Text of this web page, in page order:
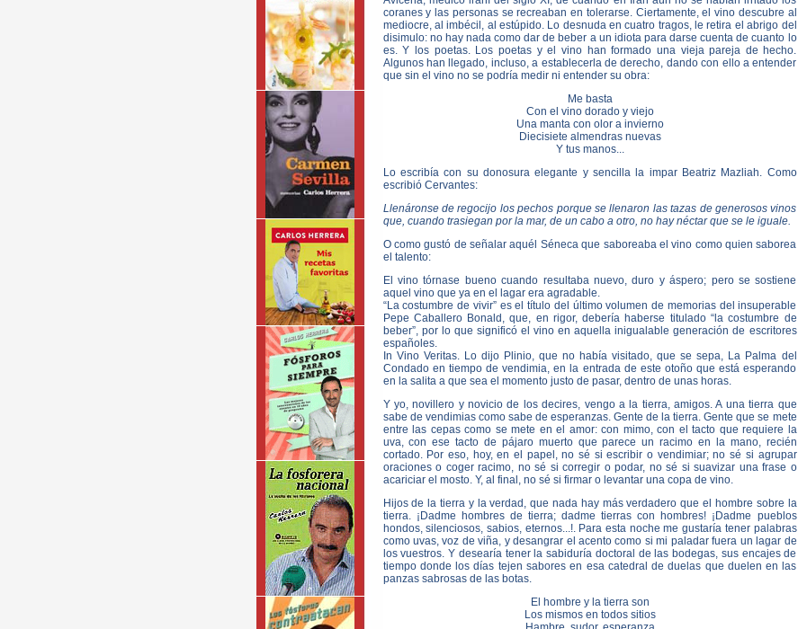
coranes y las personas se recreaban en tolerarse. Ciertamente, el vino descubre al
mediocre, al imbécil, al estúpido. Lo desnuda en cuatro tragos, le retira el abrigo del
disimulo: no hay nada como dar de beber a un idiota para darse cuenta de cuanto lo
es. Y los poetas. Los poetas y el vino han formado una vieja pareja de hecho.
Algunos han llegado, incluso, a establecerla de derecho, dando con ello a entender
que sin el vino no se podría medir ni entender su obra:
Me basta
Con el vino dorado y viejo
Una manta con olor a invierno
Diecisiete almendras nuevas
Y tus manos...
Lo escribía con su donosura elegante y sencilla la impar Beatriz Mazliah. Como
escribió Cervantes:
Llenáronse de regocijo los pechos porque se llenaron las tazas de generosos vinos
que, cuando trasiegan por la mar, de un cabo a otro, no hay néctar que se le iguale.
O como gustó de señalar aquél Séneca que saboreaba el vino como quien saborea
el talento:
El vino tórnase bueno cuando resultaba nuevo, duro y áspero; pero se sostiene
aquel vino que ya en el lagar era agradable.
“La costumbre de vivir” es el título del último volumen de memorias del insuperable
Pepe Caballero Bonald, que, en rigor, debería haberse titulado “la costumbre de
beber”, por lo que significó el vino en aquella inigualable generación de escritores
españoles.
In Vino Veritas. Lo dijo Plinio, que no había visitado, que se sepa, La Palma del
Condado en tiempo de vendimia, en la entrada de este otoño que está esperando
en la salita a que sea el momento justo de pasar, dentro de unas horas.
Y yo, novillero y novicio de los decires, vengo a la tierra, amigos. A una tierra que
sabe de vendimias como sabe de esperanzas. Gente de la tierra. Gente que se mete
entre las cepas como se mete en el amor: con mimo, con el tacto que requiere la
uva, con ese tacto de pájaro muerto que parece un racimo en la mano, recién
cortado. Por eso, hoy, en el papel, no sé si escribir o vendimiar; no sé si agrupar
oraciones o coger racimo, no sé si corregir o podar, no sé si suavizar una frase o
acariciar el mosto. Y, al final, no sé si firmar o levantar una copa de vino.
Hijos de la tierra y la verdad, que nada hay más verdadero que el hombre sobre la
tierra. ¡Dadme hombres de tierra; dadme tierras con hombres! ¡Dadme pueblos
hondos, silenciosos, sabios, eternos...!. Para esta noche me gustaría tener palabras
como uvas, voz de viña, y desangrar el acento como si mi paladar fuera un lagar de
los vuestros. Y desearía tener la sabiduría doctoral de las bodegas, sus encajes de
tiempo donde los días tejen sabores en esa catedral de duelas que duelen en las
panzas sabrosas de las botas.
El hombre y la tierra son
Los mismos en todos sitios